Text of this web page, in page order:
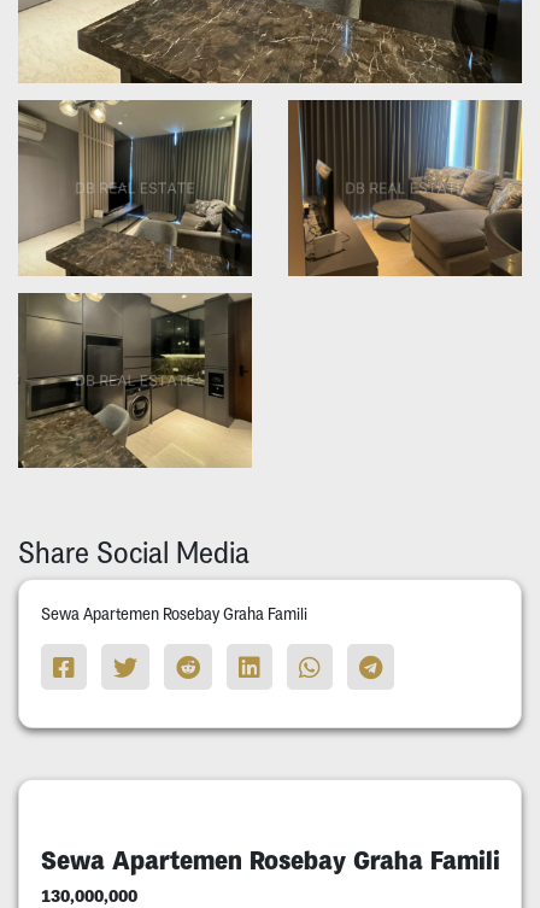
Share Social Media
Sewa Apartemen Rosebay Graha Famili
Sewa Apartemen Rosebay Graha Famili
130,000,000